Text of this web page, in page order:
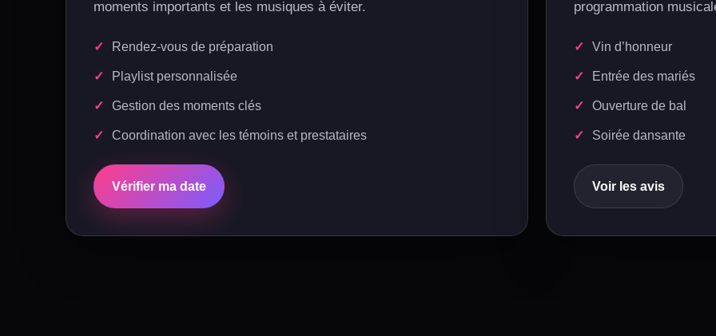
moments importants et les musiques à éviter.
Rendez-vous de préparation
Playlist personnalisée
Gestion des moments clés
Coordination avec les témoins et prestataires
Vérifier ma date
programmation
Vin d’honneur
Entrée des mariés
Ouverture de bal
Soirée dansante
Voir les avis